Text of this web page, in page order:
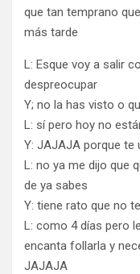
que tan temprano
más tarde
L: Esque voy a salir
despreocupar
Y; no la has visto o
L: sí pero hoy no
Y: JAJAJA porque te
L: no ya me dijo que
de ya sabes
Y: tiene rato que no
L: como 4 días pero
encanta follarla y
JAJAJA